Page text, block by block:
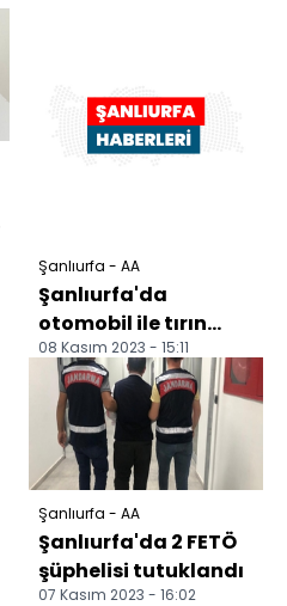
Şanlıurfa - AA
Şanlıurfa'da
otomobil ile tırın
çarpıştığı kazada 5
kişi yaralandı
08 Kasım 2023 - 15:11
Şanlıurfa - AA
Şanlıurfa'da 2 FETÖ
şüphelisi tutuklandı
07 Kasım 2023 - 16:02